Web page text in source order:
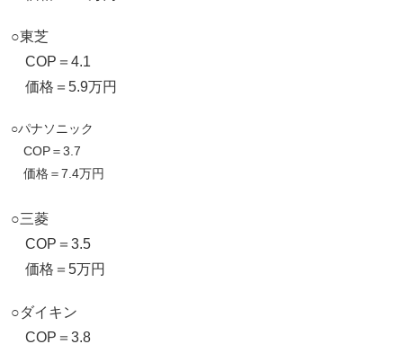
○東芝
COP＝4.1
価格＝5.9万円
○パナソニック
COP＝3.7
価格＝7.4万円
○三菱
COP＝3.5
価格＝5万円
○ダイキン
COP＝3.8